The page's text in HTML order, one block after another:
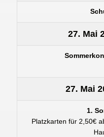
27. Mai
27. Mai
1.
Platzkarten für 2,50€